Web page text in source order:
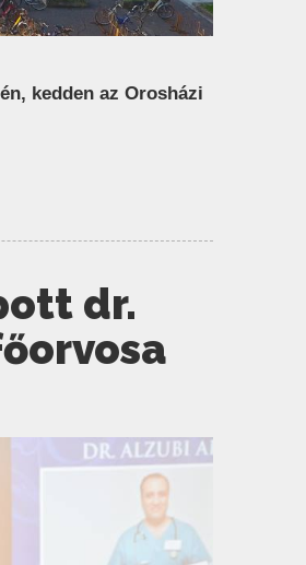
kedden az Orosházi
dr.